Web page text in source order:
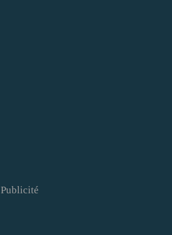
Publicité